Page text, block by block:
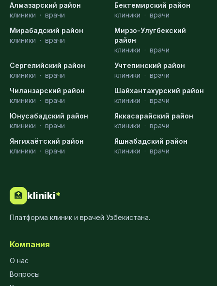
Алмазарский район
клиники · врачи
Бектемирский район
клиники · врачи
Мирабадский район
клиники · врачи
Мирзо-Улугбекский
район
клиники · врачи
Сергелийский район
клиники · врачи
Учтепинский район
клиники · врачи
Чиланзарский район
клиники · врачи
Шайхантахурский район
клиники · врачи
Юнусабадский район
клиники · врачи
Яккасарайский район
клиники · врачи
Янгихаётский район
клиники · врачи
Яшнабадский район
клиники · врачи
🏥 kliniki*
Платформа клиник и врачей Узбекистана.
Компания
О нас
Вопросы